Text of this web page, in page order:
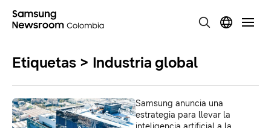
Etiquetas > Industria global
Samsung anuncia una
estrategia para llevar la